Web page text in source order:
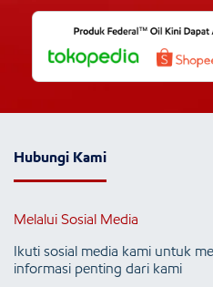
Hubungi Kami
Melalui Sosial Media
Ikuti sosial media kami untuk
informasi penting dari kami